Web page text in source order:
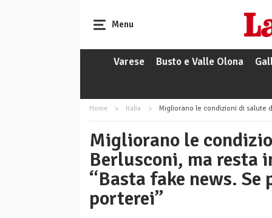
Menu
Varese Busto e Valle Olona
Home Italia Migliorano le condizioni di salute di Silvio Berlusconi,
Migliorano le
Berlusconi, ma resta
“Basta fake news. Se
porterei”